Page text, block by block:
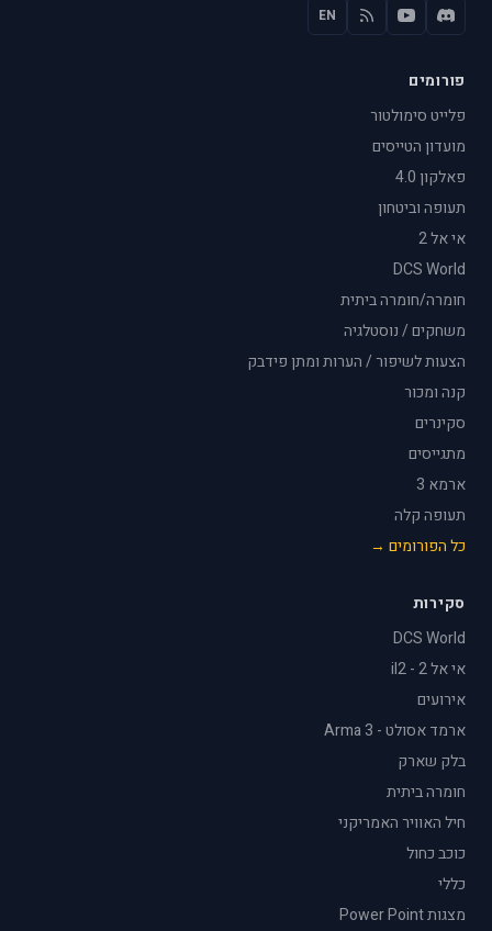
EN
פורומים
פלייט סימולטור
מועדון הטייסים
פאלקון 4.0
תעופה וביטחון
אי אל 2
DCS World
חומרה/חומרה ביתית
משחקים / נוסטלגיה
הצעות לשיפור / הערות ומתן פידבק
קנה ומכור
סקינרים
מתגייסים
ארמא 3
תעופה קלה
כל הפורומים →
סקירות
DCS World
אי אל 2 - il2
אירועים
ארמד אסולט - Arma 3
בלק שארק
חומרה ביתית
חיל האוויר האמריקני
כוכב כחול
כללי
מצגות Power Point